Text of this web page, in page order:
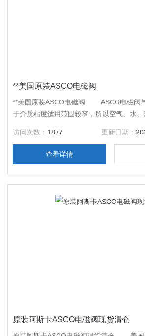
**美国原装ASCO电磁阀
**美国原装ASCO电磁阀 ASCO电磁阀
于介质粘度适用范围较窄，所以空气、水、
ZDF多功能电磁阀只用一颗小螺钉，却做到
用，而且还使油的粘度适用范围大大加宽，
访问次数： 1877 更新日期：
查看详情
原装阿斯卡ASCO电磁阀现货清仓